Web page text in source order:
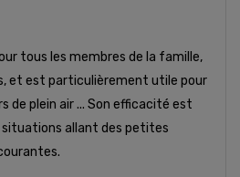
tous les membres de la famille,
et est particulièrement utile pour
de plein air ... Son efficacité est
allant des petites